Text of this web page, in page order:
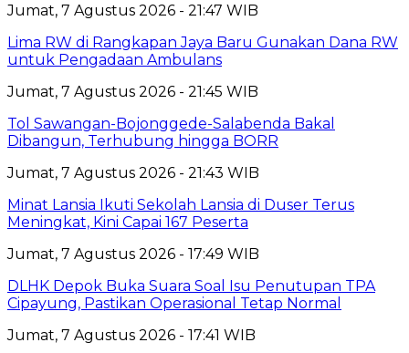
Jumat, 7 Agustus 2026 - 21:47 WIB
Lima RW di Rangkapan Jaya Baru Gunakan Dana RW
untuk Pengadaan Ambulans
Jumat, 7 Agustus 2026 - 21:45 WIB
Tol Sawangan-Bojonggede-Salabenda Bakal
Dibangun, Terhubung hingga BORR
Jumat, 7 Agustus 2026 - 21:43 WIB
Minat Lansia Ikuti Sekolah Lansia di Duser Terus
Meningkat, Kini Capai 167 Peserta
Jumat, 7 Agustus 2026 - 17:49 WIB
DLHK Depok Buka Suara Soal Isu Penutupan TPA
Cipayung, Pastikan Operasional Tetap Normal
Jumat, 7 Agustus 2026 - 17:41 WIB